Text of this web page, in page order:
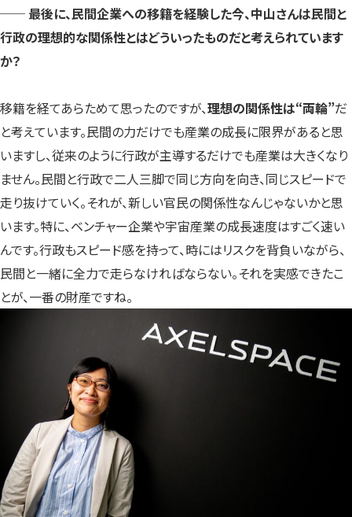
── 最後に、民間企業への移籍を経験した今、中山さんは民間と
行政の理想的な関係性とはどういったものだと考えられています
か？
移籍を経てあらためて思ったのですが、理想の関係性は“両輪”だ
と考えています。民間の力だけでも産業の成長に限界があると思
いますし、従来のように行政が主導するだけでも産業は大きくなり
ません。民間と行政で二人三脚で同じ方向を向き、同じスピードで
走り抜けていく。それが、新しい官民の関係性なんじゃないかと思
います。特に、ベンチャー企業や宇宙産業の成長速度はすごく速い
んです。行政もスピード感を持って、時にはリスクを背負いながら、
民間と一緒に全力で走らなければならない。それを実感できたこ
とが、一番の財産ですね。